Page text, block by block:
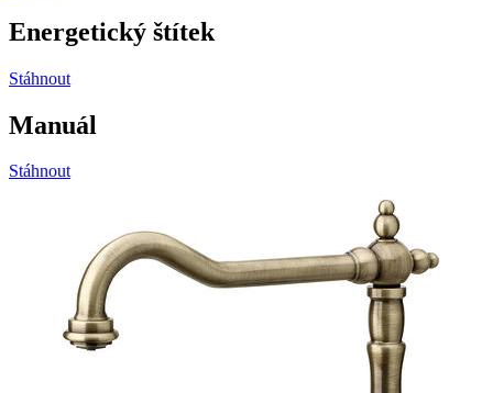
Energetický štítek
Stáhnout
Manuál
Stáhnout